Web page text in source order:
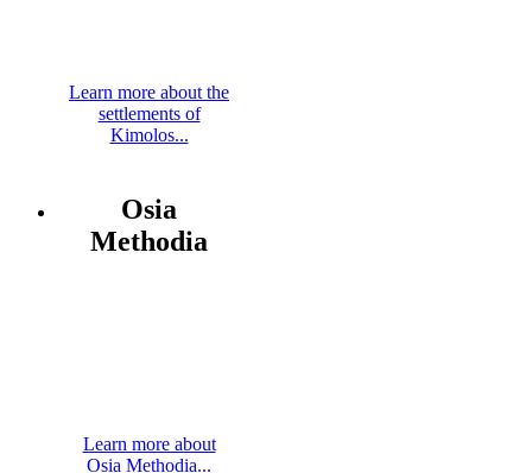
Learn more about the
settlements of
Kimolos...
Osia
Methodia
Learn more about
Osia Methodia...